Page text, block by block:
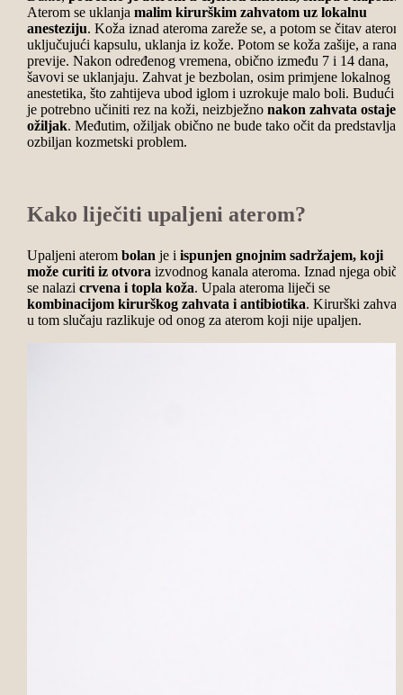
Aterom se uklanja malim kirurškim zahvatom uz lokalnu
anesteziju. Koža iznad ateroma zareže se, a potom se čitav
uključujući kapsulu, uklanja iz kože. Potom se koža zašije, a rana
previje. Nakon određenog vremena, obično između 7 i 14 dana,
šavovi se uklanjaju. Zahvat je bezbolan, osim primjene lokalnog
anestetika, što zahtijeva ubod iglom i uzrokuje malo boli. Budući
je potrebno učiniti rez na koži, neizbježno nakon zahvata ostaje
ožiljak. Međutim, ožiljak obično ne bude tako očit da predstavlja
ozbiljan kozmetski problem.
Kako liječiti upaljeni aterom?
Upaljeni aterom bolan je i ispunjen gnojnim sadržajem, koji
može curiti iz otvora izvodnog kanala ateroma. Iznad njega
se nalazi crvena i topla koža. Upala ateroma liječi se
kombinacijom kirurškog zahvata i antibiotika. Kirurški zahvat
u tom slučaju razlikuje od onog za aterom koji nije upaljen.